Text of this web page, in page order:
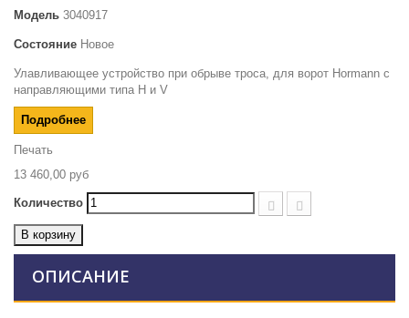
Модель 3040917
Состояние Новое
Улавливающее устройство при обрыве троса, для ворот Hormann с
направляющими типа H и V
Подробнее
Печать
13 460,00 руб
Количество
В корзину
ОПИСАНИЕ